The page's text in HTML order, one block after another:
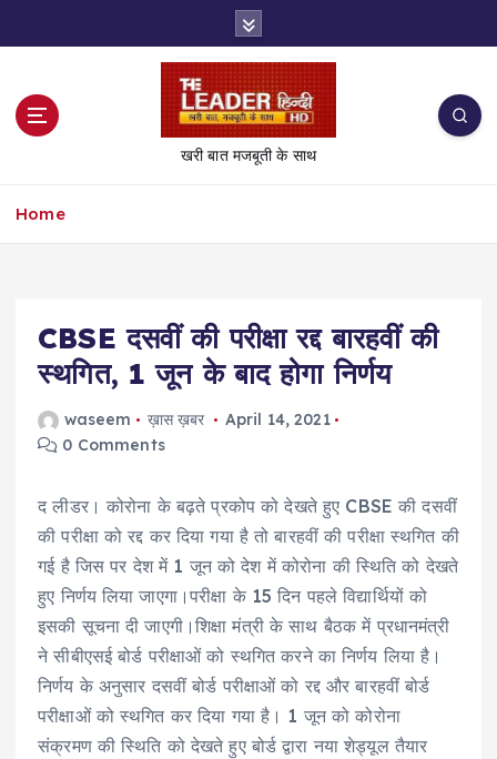
t
खरी बात मजबूती के साथ
Home
CBSE दसवीं की परीक्षा रद्द बारहवीं की
स्थगित, 1 जून के बाद होगा निर्णय
waseem ख़ास ख़बर
April 14, 2021
0 Comments
द लीडर। कोरोना के बढ़ते प्रकोप को देखते हुए CBSE की दसवीं
की परीक्षा को रद्द कर दिया गया है तो बारहवीं की परीक्षा स्थगित की
गई है जिस पर देश में 1 जून को देश में कोरोना की स्थिति को देखते
हुए निर्णय लिया जाएगा।परीक्षा के 15 दिन पहले विद्यार्थियों को
इसकी सूचना दी जाएगी।शिक्षा मंत्री के साथ बैठक में प्रधानमंत्री
ने सीबीएसई बोर्ड परीक्षाओं को स्थगित करने का निर्णय लिया है।
निर्णय के अनुसार दसवीं बोर्ड परीक्षाओं को रद्द और बारहवीं बोर्ड
परीक्षाओं को स्थगित कर दिया गया है। 1 जून को कोरोना
संक्रमण की स्थिति को देखते हुए बोर्ड द्वारा नया शेड्यूल तैयार